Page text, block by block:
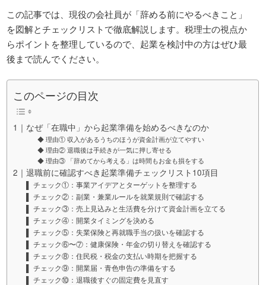
この記事では、現役の会社員が「辞める前にやるべきこと」
を図解とチェックリストで徹底解説します。税理士の視点か
らポイントを整理しているので、起業を検討中の方はぜひ最
後まで読んでください。
このページの目次
1｜なぜ「在職中」から起業準備を始めるべきなのか
◆ 理由① 収入があるうちのほうが資金計画が立てやすい
◆ 理由② 退職後は手続きが一気に押し寄せる
◆ 理由③ 「辞めてから考える」は時間もお金も損をする
2｜退職前に確認すべき起業準備チェックリスト10項目
▌ チェック①：事業アイデアとターゲットを整理する
▌ チェック②：副業・兼業ルールを就業規則で確認する
▌ チェック③：売上見込みと生活費を分けて資金計画を立てる
▌ チェック④：開業タイミングを決める
▌ チェック⑤：失業保険と再就職手当の扱いを確認する
▌ チェック⑥〜⑦：健康保険・年金の切り替えを確認する
▌ チェック⑧：住民税・税金の支払い時期を把握する
▌ チェック⑨：開業届・青色申告の準備をする
▌ チェック⑩：退職後すぐの固定費を見直す